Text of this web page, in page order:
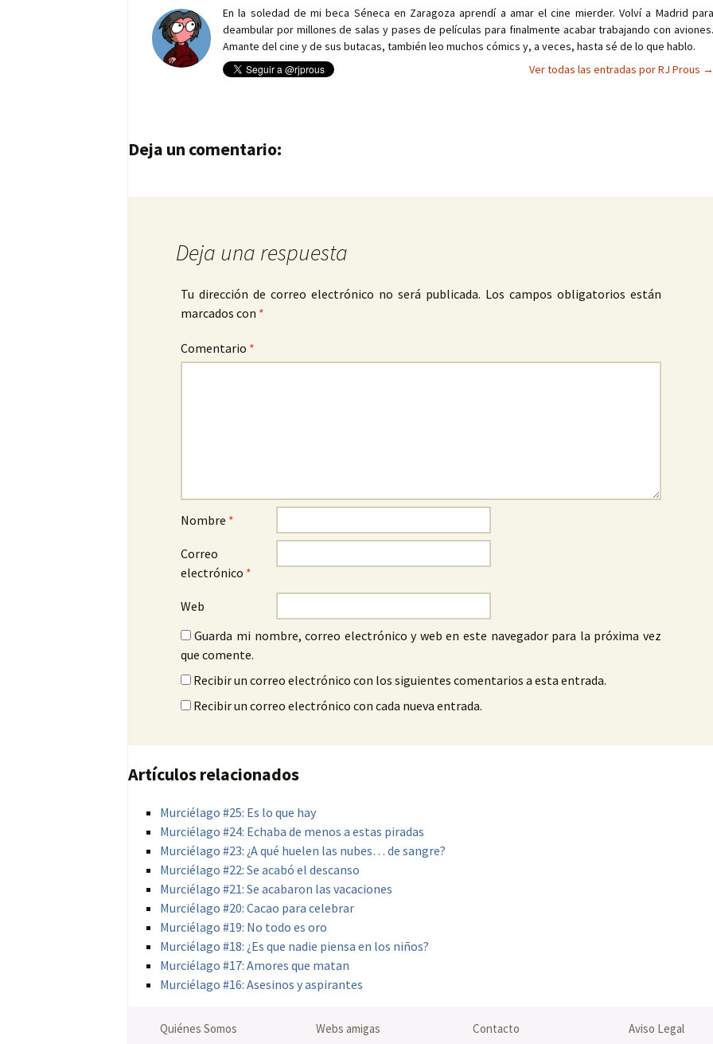
En la soledad de mi beca Séneca en Zaragoza aprendí a amar el cine mierder. Volví a Madrid para
deambular por millones de salas y pases de películas para finalmente acabar trabajando con aviones.
Amante del cine y de sus butacas, también leo muchos cómics y, a veces, hasta sé de lo que hablo.
Ver todas las entradas por RJ Prous →
Navegación de entradas
Deja un comentario:
Deja una respuesta
Tu dirección de correo electrónico no será publicada. Los campos obligatorios están
marcados con *
Comentario *
Nombre *
Correo
electrónico *
Web
Guarda mi nombre, correo electrónico y web en este navegador para la próxima vez
que comente.
Recibir un correo electrónico con los siguientes comentarios a esta entrada.
Recibir un correo electrónico con cada nueva entrada.
Artículos relacionados
Murciélago #25: Es lo que hay
Murciélago #24: Echaba de menos a estas piradas
Murciélago #23: ¿A qué huelen las nubes… de sangre?
Murciélago #22: Se acabó el descanso
Murciélago #21: Se acabaron las vacaciones
Murciélago #20: Cacao para celebrar
Murciélago #19: No todo es oro
Murciélago #18: ¿Es que nadie piensa en los niños?
Murciélago #17: Amores que matan
Murciélago #16: Asesinos y aspirantes
Quiénes Somos Webs amigas Contacto Aviso Legal